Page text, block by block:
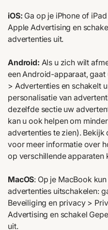
iOS: Ga op je iPhone of
Apple Advertising en
advertenties uit.
Android: Als u zich wilt
een Android-apparaat,
> Advertenties en schakelt
personalisatie van
dezelfde sectie uw
kan u ook helpen om
advertenties te zien).
voor meer informatie over
op verschillende apparaten
MacOS: Op je MacBook
advertenties uitschakelen:
Beveiliging en privacy >
Advertising en schakel
uit.